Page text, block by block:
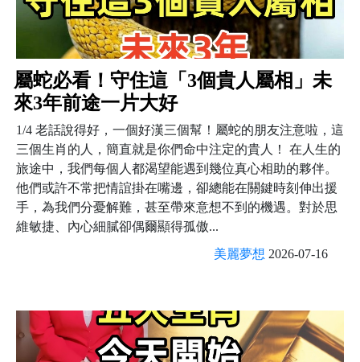
屬蛇必看！守住這「3個貴人屬相」未
來3年前途一片大好
1/4 老話說得好，一個好漢三個幫！屬蛇的朋友注意啦，這
三個生肖的人，簡直就是你們命中注定的貴人！ 在人生的
旅途中，我們每個人都渴望能遇到幾位真心相助的夥伴。
他們或許不常把情誼掛在嘴邊，卻總能在關鍵時刻伸出援
手，為我們分憂解難，甚至帶來意想不到的機遇。對於思
維敏捷、內心細膩卻偶爾顯得孤傲...
美麗夢想 2026-07-16